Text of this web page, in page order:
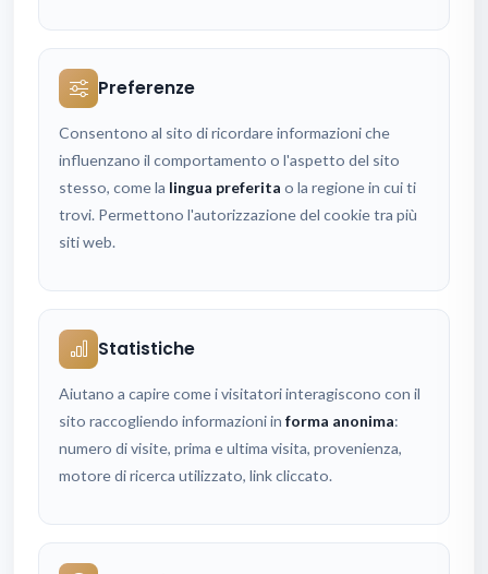
Preferenze
Consentono al sito di ricordare informazioni che
influenzano il comportamento o l'aspetto del sito
stesso, come la lingua preferita o la regione in cui ti
trovi. Permettono l'autorizzazione del cookie tra più
siti web.
Statistiche
Aiutano a capire come i visitatori interagiscono con il
sito raccogliendo informazioni in forma anonima:
numero di visite, prima e ultima visita, provenienza,
motore di ricerca utilizzato, link cliccato.